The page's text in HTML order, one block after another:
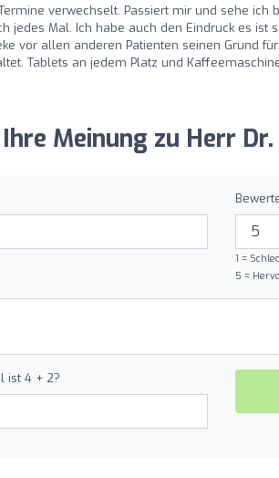
verwechselt. Passiert mir und sehe ich
jedes Mal. Ich habe auch den Eindruck es
vor allen anderen Patienten seinen Grund
Tablets an jedem Platz und
Meinung zu Herr
1 =
5 =
ist 4 + 2?